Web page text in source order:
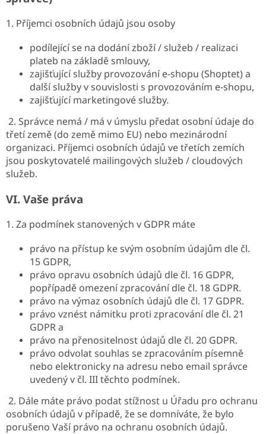
1. Příjemci osobních údajů jsou osoby
podílející se na dodání zboží / služeb / realizaci
plateb na základě smlouvy,
zajišťující služby provozování e-shopu (Shoptet) a
další služby v souvislosti s provozováním e-shopu,
zajišťující marketingové služby.
2. Správce nemá / má v úmyslu předat osobní údaje do
třetí země (do země mimo EU) nebo mezinárodní
organizaci. Příjemci osobních údajů ve třetích zemích
jsou poskytovatelé mailingových služeb / cloudových
služeb.
VI. Vaše práva
1. Za podmínek stanovených v GDPR máte
právo na přístup ke svým osobním údajům dle čl.
15 GDPR,
právo opravu osobních údajů dle čl. 16 GDPR,
popřípadě omezení zpracování dle čl. 18 GDPR.
právo na výmaz osobních údajů dle čl. 17 GDPR.
právo vznést námitku proti zpracování dle čl. 21
GDPR a
právo na přenositelnost údajů dle čl. 20 GDPR.
právo odvolat souhlas se zpracováním písemně
nebo elektronicky na adresu nebo email správce
uvedený v čl. III těchto podmínek.
2. Dále máte právo podat stížnost u Úřadu pro ochranu
osobních údajů v případě, že se domníváte, že bylo
porušeno Vaší právo na ochranu osobních údajů.